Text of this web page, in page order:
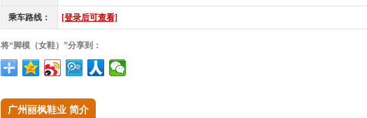
乘车路线： [登录后可查看]
将“脚模（女鞋）”分享到：
广州丽枫鞋业 简介